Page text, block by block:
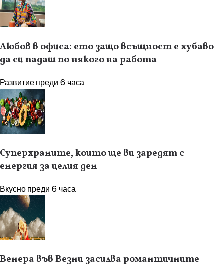
Любов в офиса: ето защо всъщност е хубаво
да си падаш по някого на работа
Развитиепреди 6 часа
Суперхраните, които ще ви заредят с
енергия за целия ден
Вкуснопреди 6 часа
Венера във Везни засилва романтичните